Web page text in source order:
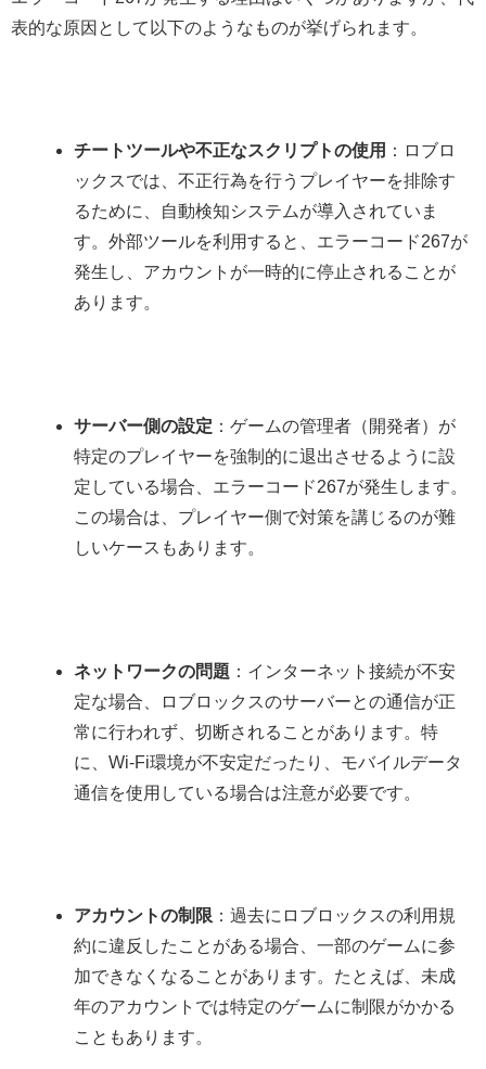
表的な原因として以下のようなものが挙げられます。
チートツールや不正なスクリプトの使用 ：ロブロ
ックスでは、不正行為を行うプレイヤーを排除す
るために、自動検知システムが導入されていま
す。外部ツールを利用すると、エラーコード267が
発生し、アカウントが一時的に停止されることが
あります。
サーバー側の設定 ：ゲームの管理者（開発者）が
特定のプレイヤーを強制的に退出させるように設
定している場合、エラーコード267が発生します。
この場合は、プレイヤー側で対策を講じるのが難
しいケースもあります。
ネットワークの問題 ：インターネット接続が不安
定な場合、ロブロックスのサーバーとの通信が正
常に行われず、切断されることがあります。特
に、Wi-Fi環境が不安定だったり、モバイルデータ
通信を使用している場合は注意が必要です。
アカウントの制限 ：過去にロブロックスの利用規
約に違反したことがある場合、一部のゲームに参
加できなくなることがあります。たとえば、未成
年のアカウントでは特定のゲームに制限がかかる
こともあります。